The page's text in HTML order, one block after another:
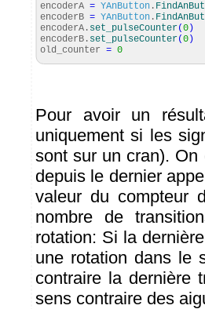
encoderA = YAnButton .
encoderB = YAnButton .
encoderA. set_pulseCounter(0 )
encoderB. set_pulseCounter(0 )
old_counter = 0
Pour avoir un
uniquement si les
sont sur un cran).
depuis le dernier
valeur du compteur
nombre de
rotation: Si la
une rotation dans le
contraire la dernière
sens contraire des